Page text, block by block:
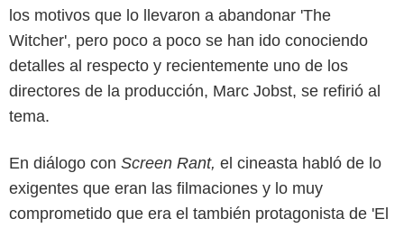
los motivos que lo llevaron a abandonar 'The
Witcher', pero poco a poco se han ido conociendo
detalles al respecto y recientemente uno de los
directores de la producción, Marc Jobst, se refirió al
tema.
En diálogo con Screen Rant, el cineasta habló de lo
exigentes que eran las filmaciones y lo muy
comprometido que era el también protagonista de 'El